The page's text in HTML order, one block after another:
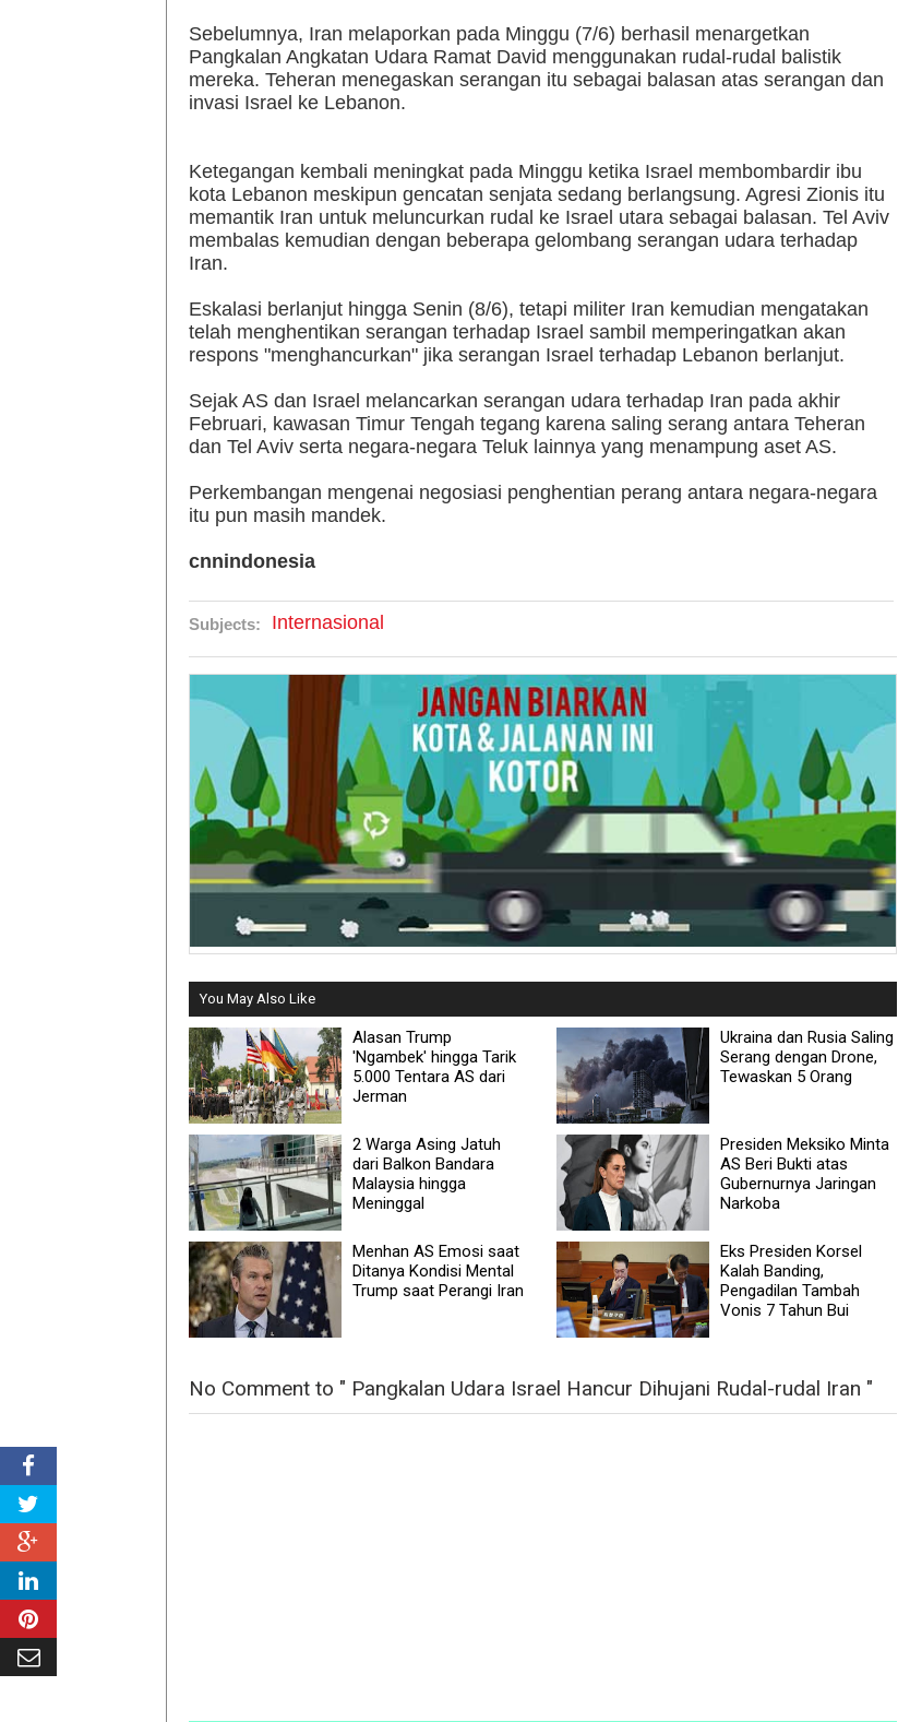
Sebelumnya, Iran melaporkan pada Minggu (7/6) berhasil menargetkan
Pangkalan Angkatan Udara Ramat David menggunakan rudal-rudal balistik
mereka. Teheran menegaskan serangan itu sebagai balasan atas serangan dan
invasi Israel ke Lebanon.
Ketegangan kembali meningkat pada Minggu ketika Israel membombardir ibu
kota Lebanon meskipun gencatan senjata sedang berlangsung. Agresi Zionis itu
memantik Iran untuk meluncurkan rudal ke Israel utara sebagai balasan. Tel Aviv
membalas kemudian dengan beberapa gelombang serangan udara terhadap
Iran.
Eskalasi berlanjut hingga Senin (8/6), tetapi militer Iran kemudian mengatakan
telah menghentikan serangan terhadap Israel sambil memperingatkan akan
respons "menghancurkan" jika serangan Israel terhadap Lebanon berlanjut.
Sejak AS dan Israel melancarkan serangan udara terhadap Iran pada akhir
Februari, kawasan Timur Tengah tegang karena saling serang antara Teheran
dan Tel Aviv serta negara-negara Teluk lainnya yang menampung aset AS.
Perkembangan mengenai negosiasi penghentian perang antara negara-negara
itu pun masih mandek.
cnnindonesia
Subjects: Internasional
You May Also Like
Alasan Trump
'Ngambek' hingga Tarik
5.000 Tentara AS dari
Jerman
Ukraina dan Rusia Saling
Serang dengan Drone,
Tewaskan 5 Orang
2 Warga Asing Jatuh
dari Balkon Bandara
Malaysia hingga
Meninggal
Presiden Meksiko Minta
AS Beri Bukti atas
Gubernurnya Jaringan
Narkoba
Menhan AS Emosi saat
Ditanya Kondisi Mental
Trump saat Perangi Iran
Eks Presiden Korsel
Kalah Banding,
Pengadilan Tambah
Vonis 7 Tahun Bui
No Comment to " Pangkalan Udara Israel Hancur Dihujani Rudal-rudal Iran "